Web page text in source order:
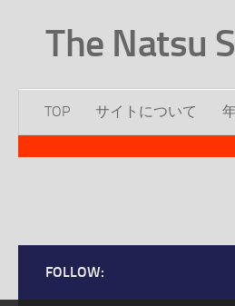
The Natsu
TOP サイトについて
FOLLOW: